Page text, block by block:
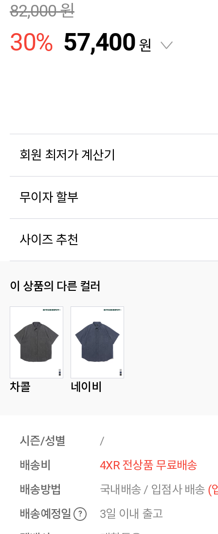
82,000원
30% 57,400 원
회원 최저가 계산기
무이자 할부
사이즈 추천
이 상품의 다른 컬러
차콜 네이비
시즌/성별
/
배송비
4XR 전상품 무료배송
배송방법
국내배송 / 입점사 배송 (
배송예정일
?
3일 이내 출고